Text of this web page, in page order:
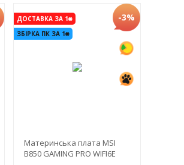
ДОСТАВКА ЗА 1₴
ЗБІРКА ПК ЗА 1₴
-3%
Материнська плата MSI
B850 GAMING PRO WIFI6E